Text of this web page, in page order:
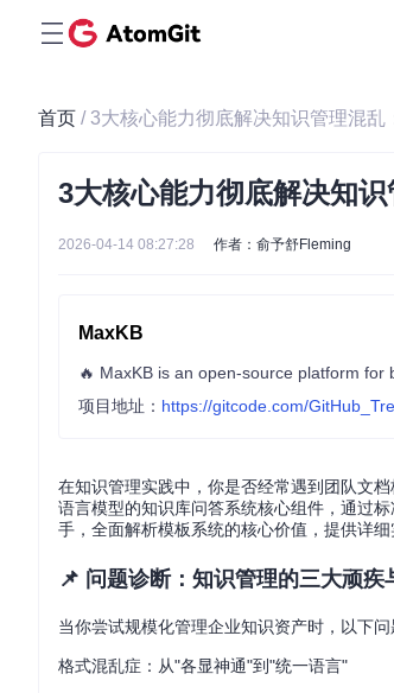
首页 / 3大核心能力彻底解决知识管理混
3大核心能力彻底解决知
2026-04-14 08:27:28 作者：俞予舒Fleming
MaxKB
🔥 MaxKB is an open-source platform for
项目地址： https://gitcode.com/
在知识管理实践中，你是否经常遇到团队文
语言模型的知识库问答系统核心组件，通过
手，全面解析模板系统的核心价值，提供详
📌 问题诊断：知识管理的三大顽疾
当你尝试规模化管理企业知识资产时，以下
格式混乱症：从"各显神通"到"统一语言"